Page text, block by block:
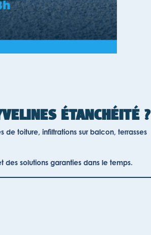
ÉTANCHÉITÉ ?
toiture, infiltrations sur balcon, terrasses
solutions garanties dans le temps.